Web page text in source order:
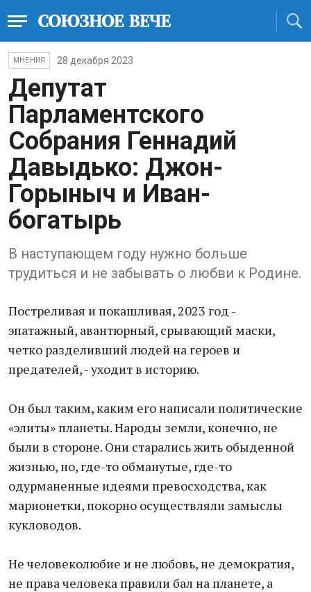
МНЕНИЯ 28 декабря 2023
Депутат
Парламентского
Собрания Геннадий
Давыдько: Джон-
Горыныч и Иван-
богатырь
В наступающем году нужно больше
трудиться и не забывать о любви к Родине.
Постреливая и покашливая, 2023 год -
эпатажный, авантюрный, срывающий маски,
четко разделивший людей на героев и
предателей, - уходит в историю.
Он был таким, каким его написали политические
«элиты» планеты. Народы земли, конечно, не
были в стороне. Они старались жить обыденной
жизнью, но, где-то обманутые, где-то
одурманенные идеями превосходства, как
марионетки, покорно осуществляли замыслы
кукловодов.
Не человеколюбие и не любовь, не демократия,
не права человека правили бал на планете, а